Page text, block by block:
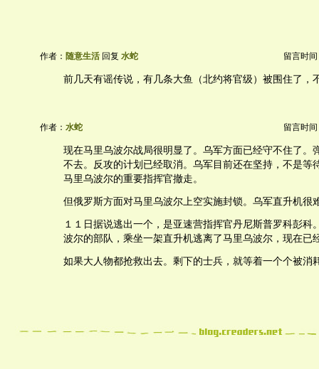
作者： 随意生活 回复 水蛇 留言时间
前几天有谣传说，有几条大鱼（北约将官级）被围住了，
作者： 水蛇 留言时间
现在马里乌波尔战局很明显了。乌军方面已经守不住了。
不去。反攻的计划已经取消。乌军目前还在坚持，不是等
马里乌波尔的重要指挥官撤走。
但俄罗斯方面对马里乌波尔上空实施封锁。乌军直升机很
１１日据说逃出一个，是亚速营指挥官丹尼斯普罗科彭科
波尔的部队，乘坐一架直升机逃离了马里乌波尔，现在已
如果大人物都抢救出去。剩下的士兵，就等着一个个被消